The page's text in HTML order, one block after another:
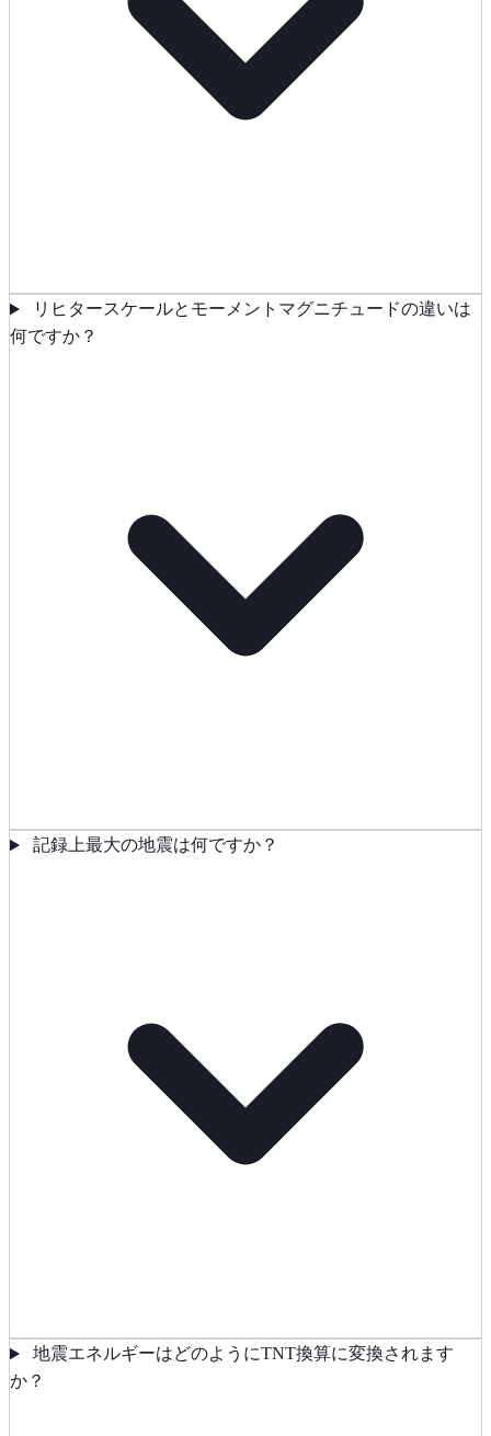
リヒタースケールとモーメントマグニチュードの違いは
何ですか？
記録上最大の地震は何ですか？
地震エネルギーはどのようにTNT換算に変換されます
か？